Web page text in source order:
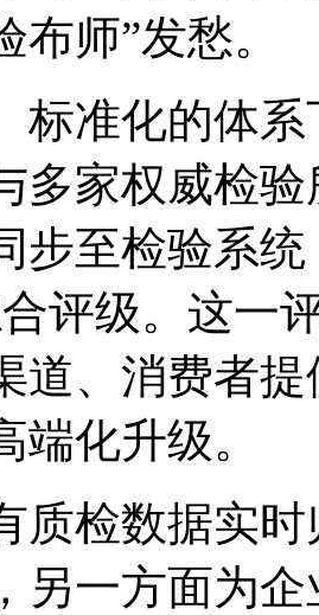
师”发愁。
、标准化的体
家权威检验
至检验系统
评级。这一评
、消费者
端化升级。
有质检数据实
，另一方面为